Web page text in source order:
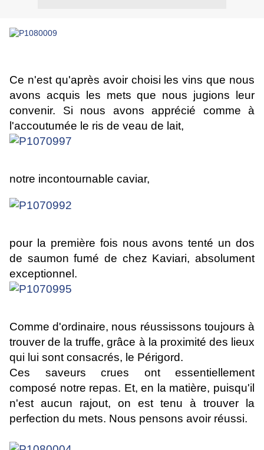
Ce n'est qu'après avoir choisi les vins que nous
avons acquis les mets que nous jugions leur
convenir. Si nous avons apprécié comme à
l'accoutumée le ris de veau de lait,
notre incontournable caviar,
pour la première fois nous avons tenté un dos
de saumon fumé de chez Kaviari, absolument
exceptionnel.
Comme d'ordinaire, nous réussissons toujours à
trouver de la truffe, grâce à la proximité des lieux
qui lui sont consacrés, le Périgord.
Ces saveurs crues ont essentiellement
composé notre repas. Et, en la matière, puisqu'il
n'est aucun rajout, on est tenu à trouver la
perfection du mets. Nous pensons avoir réussi.